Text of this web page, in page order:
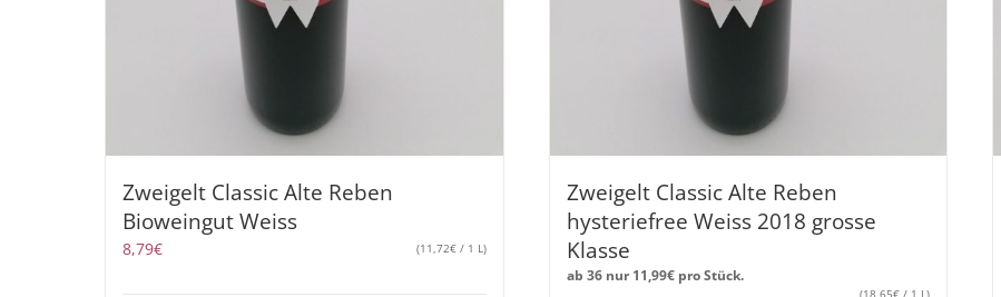
Zweigelt Classic Alte Reben
Bioweingut Weiss
8,79€ (11,72€/ 1 L)
Zweigelt Classic Alte Reben
hysteriefree Weiss 2018 grosse
Klasse
ab 36 nur 11,99€pro Stück.
(18,65€ / 1 L)